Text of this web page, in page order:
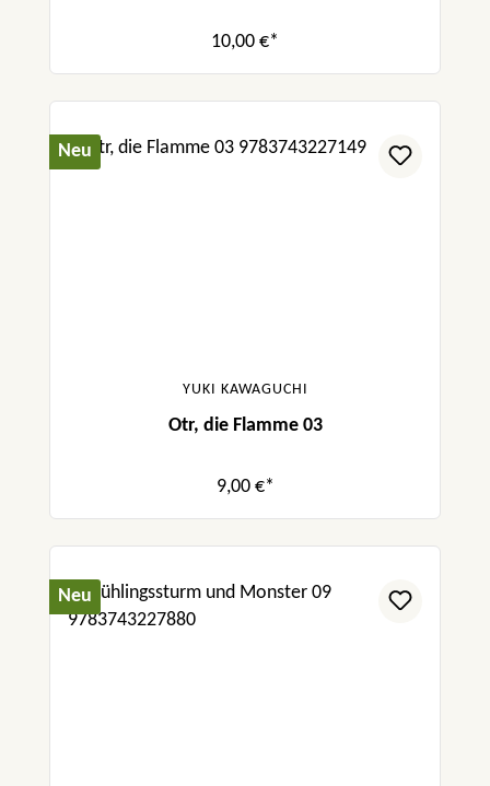
10,00 €*
Neu
YUKI KAWAGUCHI
Otr, die Flamme 03
9,00 €*
Neu